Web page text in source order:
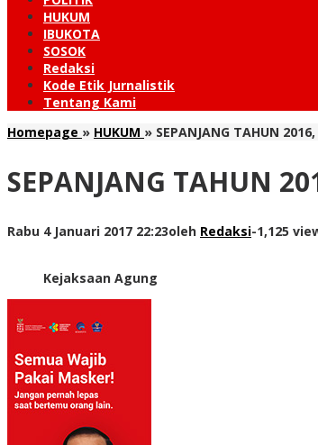
HUKUM
IBUKOTA
SOSOK
Redaksi
Kode Etik Jurnalistik
Tentang Kami
Homepage » HUKUM » SEPANJANG TAHUN
SEPANJANG TAHUN
Rabu 4 Januari 2017 22:23oleh Redaksi-1,125
Kejaksaan Agung